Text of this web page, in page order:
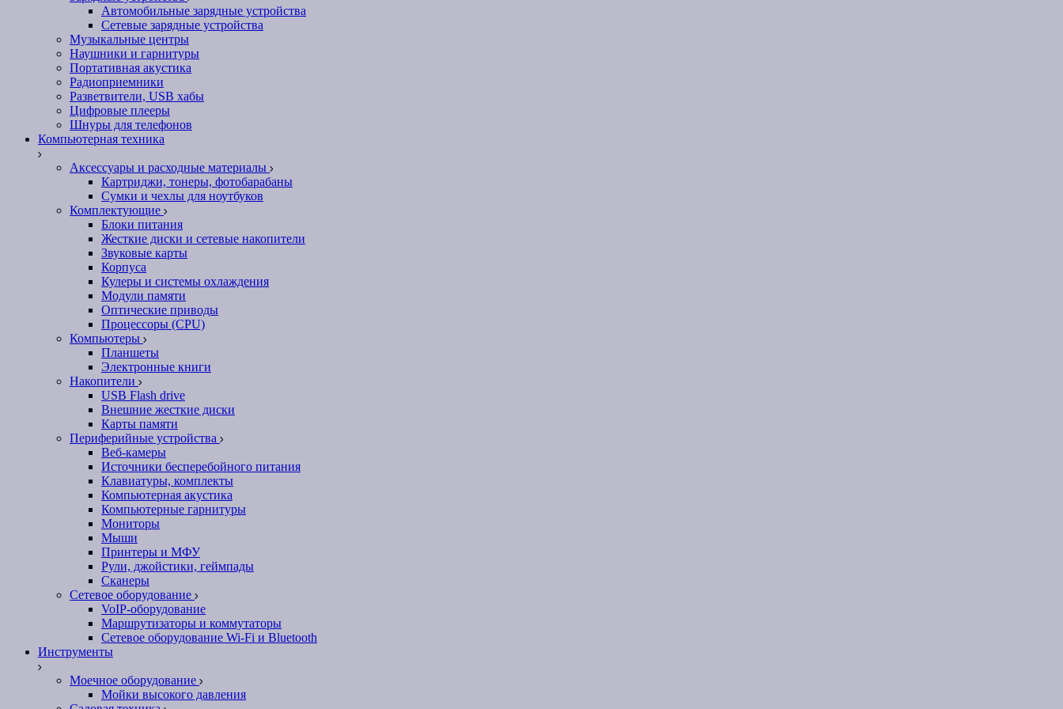
Автомобильные зарядные устройства
Сетевые зарядные устройства
Музыкальные центры
Наушники и гарнитуры
Портативная акустика
Радиоприемники
Разветвители, USB хабы
Цифровые плееры
Шнуры для телефонов
Компьютерная техника
Аксессуары и расходные материалы
Картриджи, тонеры, фотобарабаны
Сумки и чехлы для ноутбуков
Комплектующие
Блоки питания
Жесткие диски и сетевые накопители
Звуковые карты
Корпуса
Кулеры и системы охлаждения
Модули памяти
Оптические приводы
Процессоры (CPU)
Компьютеры
Планшеты
Электронные книги
Накопители
USB Flash drive
Внешние жесткие диски
Карты памяти
Периферийные устройства
Веб-камеры
Источники бесперебойного питания
Клавиатуры, комплекты
Компьютерная акустика
Компьютерные гарнитуры
Мониторы
Мыши
Принтеры и МФУ
Рули, джойстики, геймпады
Сканеры
Сетевое оборудование
VoIP-оборудование
Маршрутизаторы и коммутаторы
Сетевое оборудование Wi-Fi и Bluetooth
Инструменты
Моечное оборудование
Мойки высокого давления